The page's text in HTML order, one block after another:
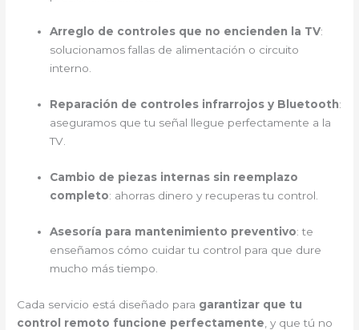
Arreglo de controles que no encienden la TV:
solucionamos fallas de alimentación o circuito
interno.
Reparación de controles infrarrojos y Bluetooth:
aseguramos que tu señal llegue perfectamente a la
TV.
Cambio de piezas internas sin reemplazo
completo: ahorras dinero y recuperas tu control.
Asesoría para mantenimiento preventivo: te
enseñamos cómo cuidar tu control para que dure
mucho más tiempo.
Cada servicio está diseñado para garantizar que tu
control remoto funcione perfectamente , y que tú no